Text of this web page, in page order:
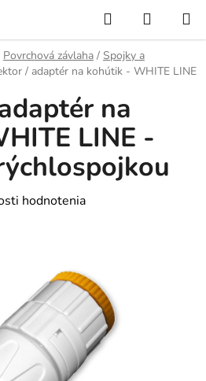
Hľadať
KOŠÍK
Povrchová závlaha / Spojky a
/ adaptér na kohútik - WHITE LINE
na
LINE -
hodnotenia